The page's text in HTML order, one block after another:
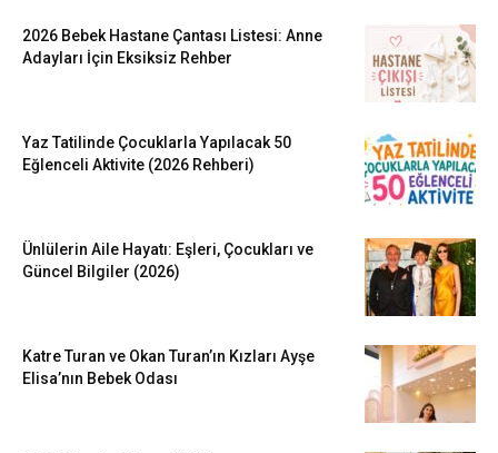
2026 Bebek Hastane Çantası Listesi: Anne
Adayları İçin Eksiksiz Rehber
Yaz Tatilinde Çocuklarla Yapılacak 50
Eğlenceli Aktivite (2026 Rehberi)
Ünlülerin Aile Hayatı: Eşleri, Çocukları ve
Güncel Bilgiler (2026)
Katre Turan ve Okan Turan’ın Kızları Ayşe
Elisa’nın Bebek Odası